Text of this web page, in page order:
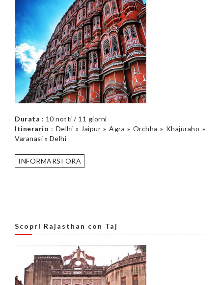
Durata : 10 notti / 11 giorni
Itinerario : Delhi » Jaipur » Agra » Orchha » Khajuraho »
Varanasi » Delhi
INFORMARSI ORA
Scopri Rajasthan con Taj